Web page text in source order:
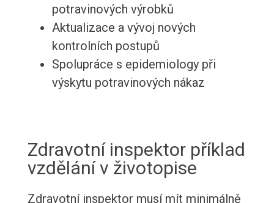
potravinových výrobků
Aktualizace a vývoj nových
kontrolních postupů
Spolupráce s epidemiology při
výskytu potravinových nákaz
Zdravotní inspektor příklad
vzdělání v životopise
Zdravotní inspektor musí mít minimálně